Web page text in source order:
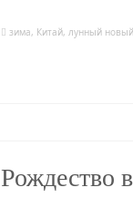
зима, Китай, лунный
Рождество